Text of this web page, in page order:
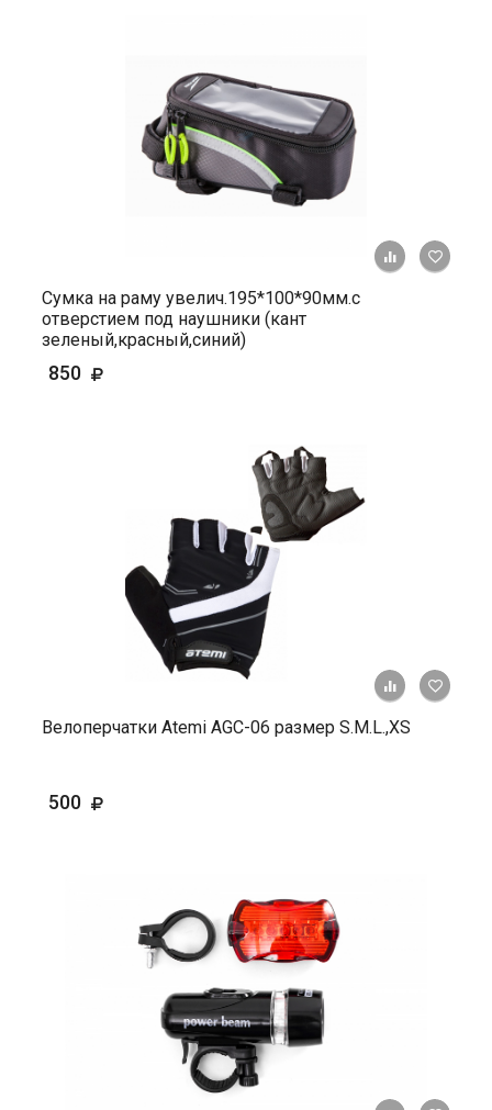
+ К
Сумка на раму увелич.195*100*90мм.с
отверстием под наушники (кант
зеленый,красный,синий)
850
+ К
Велоперчатки Atemi AGC-06 размер S.M.L.,ХS
500